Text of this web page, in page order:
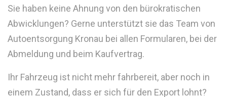
Sie haben keine Ahnung von den bürokratischen
Abwicklungen? Gerne unterstützt sie das Team von
Autoentsorgung Kronau bei allen Formularen, bei der
Abmeldung und beim Kaufvertrag.
Ihr Fahrzeug ist nicht mehr fahrbereit, aber noch in
einem Zustand, dass er sich für den Export lohnt?